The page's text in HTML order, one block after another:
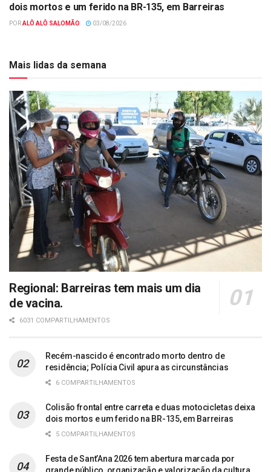
dois mortos e um ferido na BR-135, em Barreiras
PORALÔ ALÔ SALOMÃO 03/08/2026
Mais lidas da semana
Regional: Barreiras tem mais um dia
de vacina.
6031 COMPARTILHAMENTOS
Recém-nascido é encontrado morto dentro de
residência; Polícia Civil apura as circunstâncias
6 COMPARTILHAMENTOS
Colisão frontal entre carreta e duas motocicletas deixa
dois mortos e um ferido na BR-135, em Barreiras
5 COMPARTILHAMENTOS
Festa de Sant’Ana 2026 tem abertura marcada por
grande público, organização e valorização da cultura